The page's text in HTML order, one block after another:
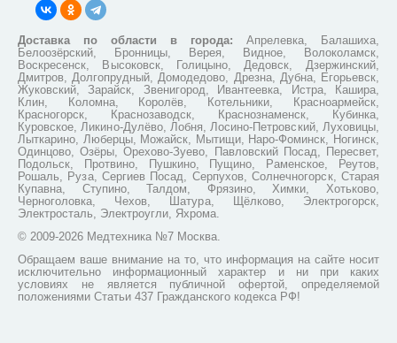
Доставка по области в города: Апрелевка, Балашиха,
Белоозёрский, Бронницы, Верея, Видное, Волоколамск,
Воскресенск, Высоковск, Голицыно, Дедовск, Дзержинский,
Дмитров, Долгопрудный, Домодедово, Дрезна, Дубна, Егорьевск,
Жуковский, Зарайск, Звенигород, Ивантеевка, Истра, Кашира,
Клин, Коломна, Королёв, Котельники, Красноармейск,
Красногорск, Краснозаводск, Краснознаменск, Кубинка,
Куровское, Ликино-Дулёво, Лобня, Лосино-Петровский, Луховицы,
Лыткарино, Люберцы, Можайск, Мытищи, Наро-Фоминск, Ногинск,
Одинцово, Озёры, Орехово-Зуево, Павловский Посад, Пересвет,
Подольск, Протвино, Пушкино, Пущино, Раменское, Реутов,
Рошаль, Руза, Сергиев Посад, Серпухов, Солнечногорск, Старая
Купавна, Ступино, Талдом, Фрязино, Химки, Хотьково,
Черноголовка, Чехов, Шатура, Щёлково, Электрогорск,
Электросталь, Электроугли, Яхрома.
© 2009-2026 Медтехника №7 Москва.
Обращаем ваше внимание на то, что информация на сайте носит
исключительно информационный характер и ни при каких
условиях не является публичной офертой, определяемой
положениями Статьи 437 Гражданского кодекса РФ!